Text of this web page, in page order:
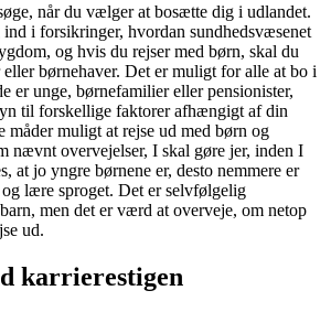
når du vælger at bosætte dig i udlandet.
i forsikringer, hvordan sundhedsvæsenet
og hvis du rejser med børn, skal du
eller børnehaver. Det er muligt for alle at bo i
er unge, børnefamilier eller pensionister,
til forskellige faktorer afhængigt af din
måder muligt at rejse ud med børn og
nævnt overvejelser, I skal gøre jer, inden I
at jo yngre børnene er, desto nemmere er
lære sproget. Det er selvfølgelig
men det er værd at overveje, om netop
ud.
karrierestigen